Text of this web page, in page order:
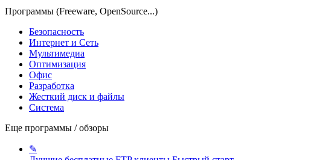
Программы (Freeware, OpenSource...)
Безопасность
Интернет и Сеть
Мультимедиа
Оптимизация
Офис
Разработка
Жесткий диск и файлы
Система
Еще программы / обзоры
✎